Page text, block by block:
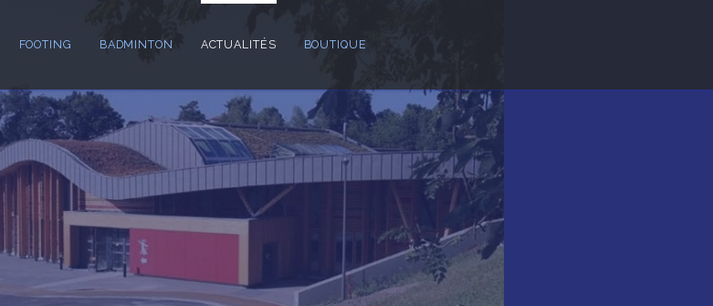
FOOTING BADMINTON ACTUALITÉS BOUTIQUE